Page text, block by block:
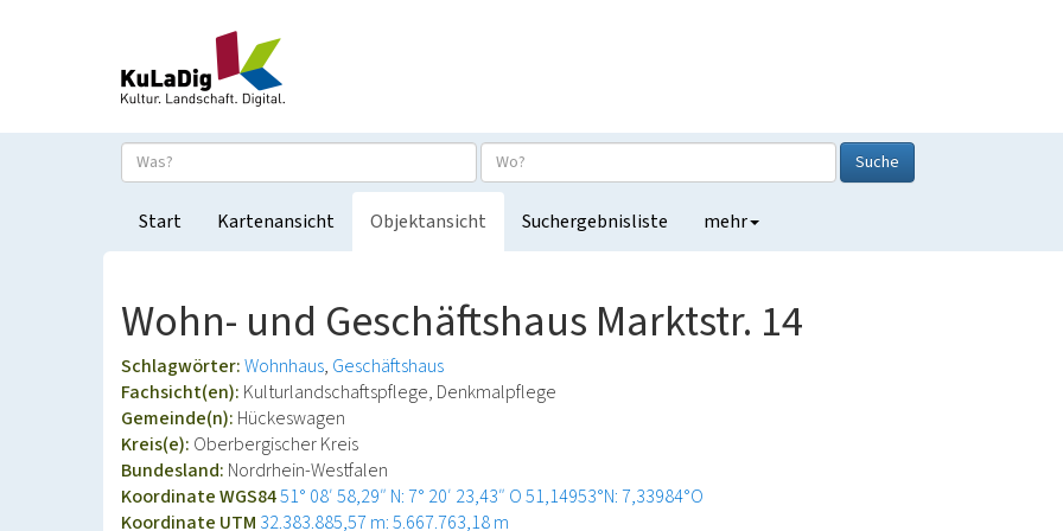
Suche
Start Kartenansicht Objektansicht Suchergebnisliste mehr
Wohn- und Geschäftshaus Marktstr. 14
Schlagwörter:Wohnhaus Geschäftshaus
Fachsicht(en): Kulturlandschaftspflege, Denkmalpflege
Gemeinde(n): Hückeswagen
Kreis(e): Oberbergischer Kreis
Bundesland: Nordrhein-Westfalen
Koordinate WGS8451° 08′ 58,29″ N: 7° 20′ 23,43″ O51,14953°N: 7,33984°O
Koordinate UTM 32.383.885,57 m: 5.667.763,18 m